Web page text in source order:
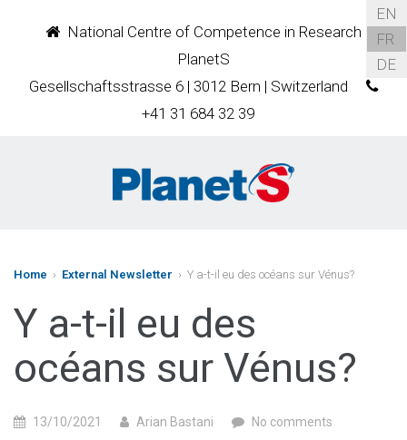
National Centre of Competence in Research
PlanetS
Gesellschaftsstrasse 6 | 3012 Bern | Switzerland
+41 31 684 32 39
EN
FR
DE
Home › External Newsletter › Y a-t-il eu des océans sur Vénus?
Y a-t-il eu des
océans sur Vénus?
13/10/2021 Arian Bastani No comments